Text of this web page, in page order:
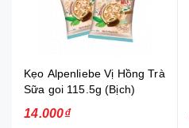
Kẹo Alpenliebe Vị Hồng Trà
Sữa goi 115.5g (Bịch)
14.000₫